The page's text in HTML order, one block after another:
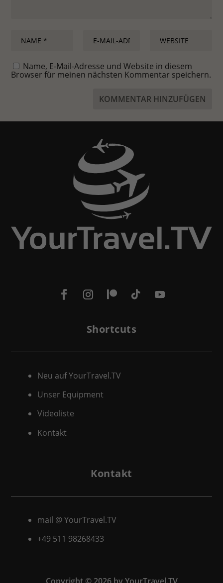
Name, E-Mail-Adresse und Website in diesem
Browser für meinen nächsten Kommentar speichern.
Shortcuts
Neu auf YourTravel.TV
Unser Equipment
Videoliste
Kontakt
Kontakt
mail @ YourTravel.TV
+49 511 98268433